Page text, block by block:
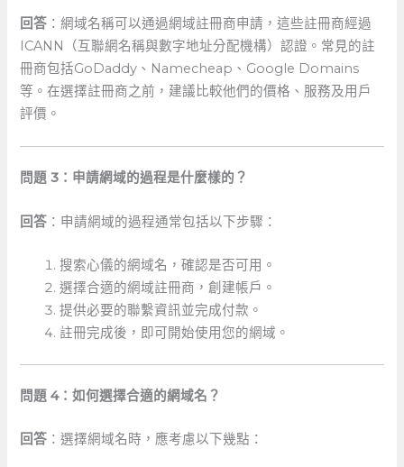
回答 ：網域名稱可以通過網域註冊商申請，這些註冊商經過
ICANN（互聯網名稱與數字地址分配機構）認證。常見的註
冊商包括GoDaddy、Namecheap、Google Domains
等。在選擇註冊商之前，建議比較他們的價格、服務及用戶
評價。
問題 3：申請網域的過程是什麼樣的？
回答 ：申請網域的過程通常包括以下步驟：
搜索心儀的網域名，確認是否可用。
選擇合適的網域註冊商，創建帳戶。
提供必要的聯繫資訊並完成付款。
註冊完成後，即可開始使用您的網域。
問題 4：如何選擇合適的網域名？
回答 ：選擇網域名時，應考慮以下幾點：